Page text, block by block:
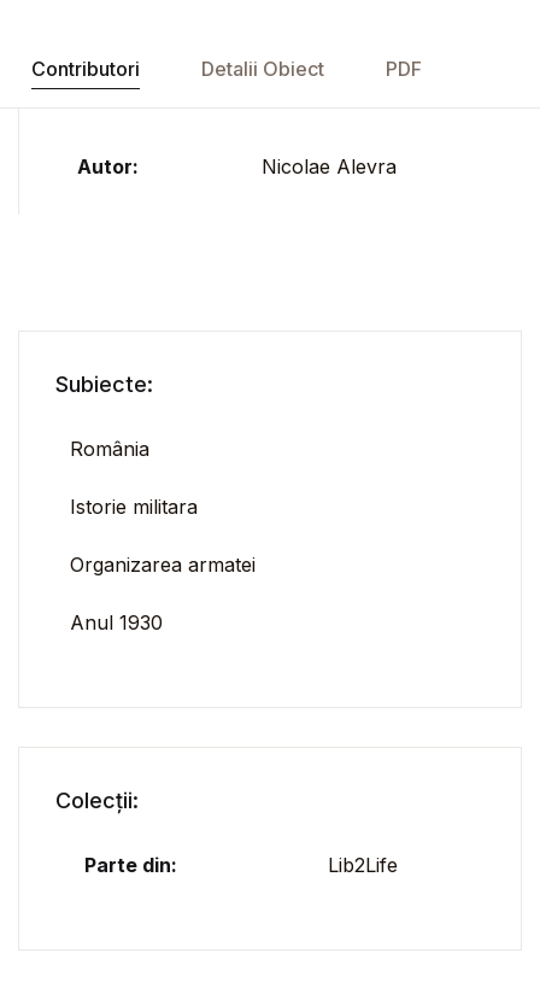
Contributori Detalii Obiect PDF
Autor: Nicolae Alevra
Subiecte:
România
Istorie militara
Organizarea armatei
Anul 1930
Colecții:
Parte din: Lib2Life